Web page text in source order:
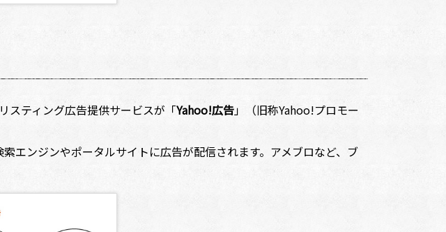
スティング広告提供サービスが「Yahoo!広告」（旧称Yahoo!プロモー
エンジンやポータルサイトに広告が配信されます。アメブロなど、ブ